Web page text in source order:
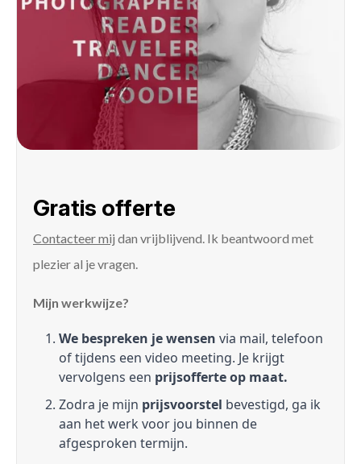
Gratis offerte
Contacteer mij dan vrijblijvend. Ik beantwoord met
plezier al je vragen.
Mijn werkwijze?
We bespreken je wensen via mail, telefoon
of tijdens een video meeting. Je krijgt
vervolgens een prijsofferte op maat.
Zodra je mijn prijsvoorstel bevestigd, ga ik
aan het werk voor jou binnen de
afgesproken termijn.